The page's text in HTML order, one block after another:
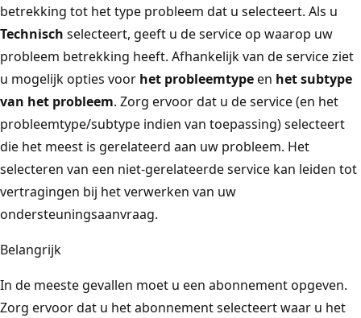
betrekking tot het type probleem dat u selecteert. Als u
Technisch selecteert, geeft u de service op waarop uw
probleem betrekking heeft. Afhankelijk van de service ziet
u mogelijk opties voor het probleemtypeen het subtype
van het probleem. Zorg ervoor dat u de service (en het
probleemtype/subtype indien van toepassing) selecteert
die het meest is gerelateerd aan uw probleem. Het
selecteren van een niet-gerelateerde service kan leiden tot
vertragingen bij het verwerken van uw
ondersteuningsaanvraag.
Belangrijk
In de meeste gevallen moet u een abonnement opgeven.
Zorg ervoor dat u het abonnement selecteert waar u het